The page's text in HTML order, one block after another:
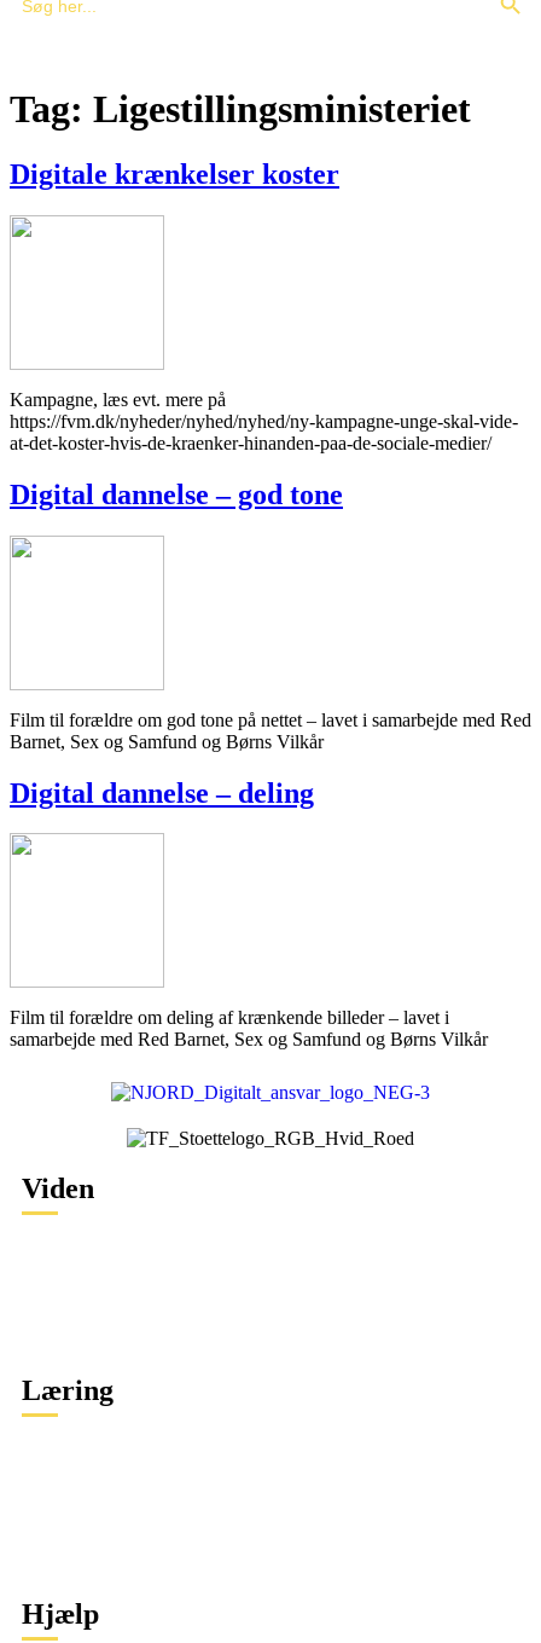
for:
Tag: Ligestillingsministeriet
Digitale krænkelser koster
Kampagne, læs evt. mere på
https://fvm.dk/nyheder/nyhed/nyhed/ny-kampagne-unge-skal-vide-
at-det-koster-hvis-de-kraenker-hinanden-paa-de-sociale-medier/
Digital dannelse – god tone
Film til forældre om god tone på nettet – lavet i samarbejde med Red
Barnet, Sex og Samfund og Børns Vilkår
Digital dannelse – deling
Film til forældre om deling af krænkende billeder – lavet i
samarbejde med Red Barnet, Sex og Samfund og Børns Vilkår
Viden
Læring
Hjælp